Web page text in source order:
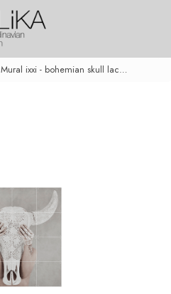
Mural ixxi - bohemian skull lace - pequeño